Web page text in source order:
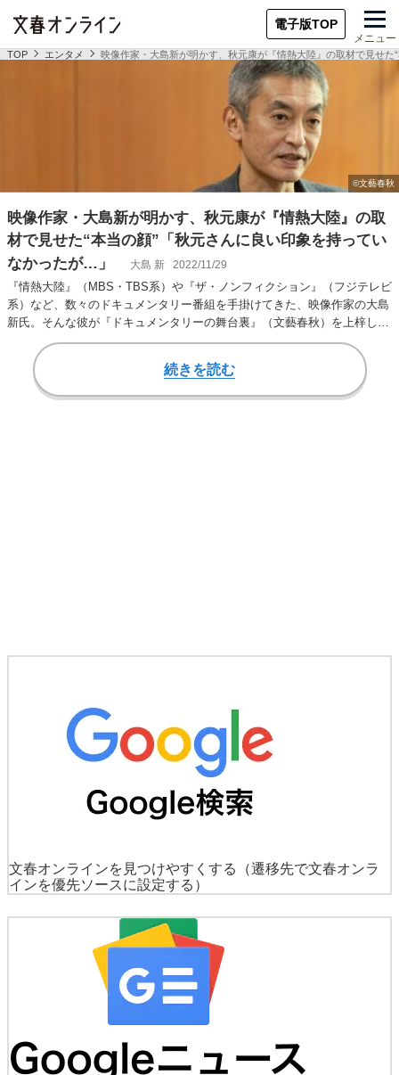
電子版TOP
メニュー
TOP エンタメ 映像作家・大島新が明かす、秋元康が『情熱大陸』の取材で見せ
映像作家・大島新が明かす、秋元康が『情熱大陸』の取
材で見せた“本当の顔”「秋元さんに良い印象を持ってい
なかったが…」
大島 新 2022/11/29
『情熱大陸』（MBS・TBS系）や『ザ・ノンフィクション』（フジテレビ
系）など、数々のドキュメンタリー番組を手掛けてきた、映像作家の大島
新氏。そんな彼が『ドキュメンタリーの舞台裏』（文藝春秋）を上梓し
た。 ここでは、…
続きを読む
文春オンラインを見つけやすくする
（遷移先で文春オンラ
インを優先ソースに設定する）